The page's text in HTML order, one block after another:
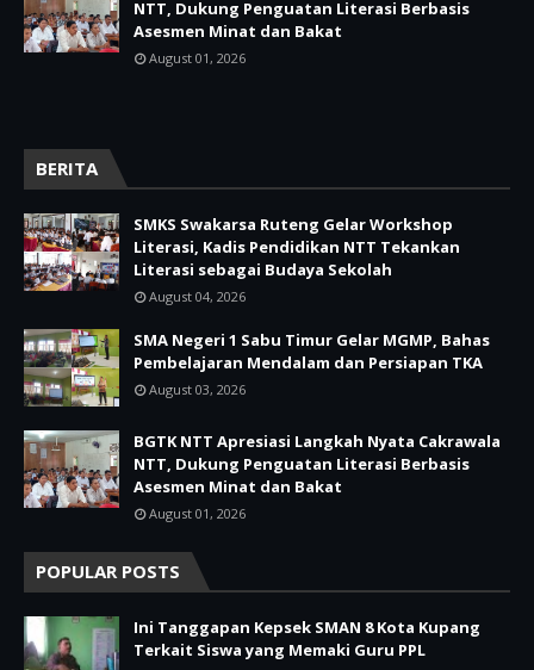
NTT, Dukung Penguatan Literasi Berbasis
Asesmen Minat dan Bakat
August 01, 2026
BERITA
SMKS Swakarsa Ruteng Gelar Workshop
Literasi, Kadis Pendidikan NTT Tekankan
Literasi sebagai Budaya Sekolah
August 04, 2026
SMA Negeri 1 Sabu Timur Gelar MGMP, Bahas
Pembelajaran Mendalam dan Persiapan TKA
August 03, 2026
BGTK NTT Apresiasi Langkah Nyata Cakrawala
NTT, Dukung Penguatan Literasi Berbasis
Asesmen Minat dan Bakat
August 01, 2026
POPULAR POSTS
Ini Tanggapan Kepsek SMAN 8 Kota Kupang
Terkait Siswa yang Memaki Guru PPL